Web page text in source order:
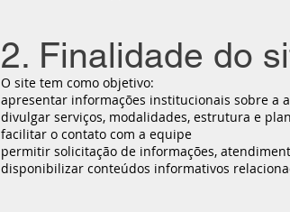
2. Finalidade do
O site tem como objetivo:
apresentar informações institucionais sobre a
divulgar serviços, modalidades, estrutura e
facilitar o contato com a equipe
permitir solicitação de informações,
disponibilizar conteúdos informativos